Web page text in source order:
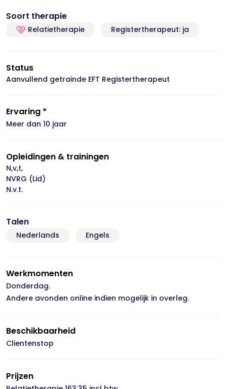
Soort therapie
Relatietherapie Registertherapeut: ja
Status
Aanvullend getrainde EFT Registertherapeut
Ervaring *
Meer dan 10 jaar
Opleidingen & trainingen
N,v,t,
NVRG (Lid)
N.v.t.
Talen
Nederlands Engels
Werkmomenten
Donderdag.
Andere avonden online indien mogelijk in overleg.
Beschikbaarheid
Clientenstop
Prijzen